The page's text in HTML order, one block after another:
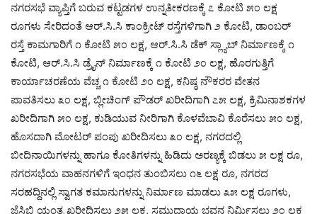
ನಗರಸಭೆ ವ್ಯಾಪ್ತಿಗೆ ಬರುವ ಕಟ್ಟಡಗಳ ಉನ್ನತೀಕರಣಕ್ಕೆ ೭ ಕೋಟಿ ೫೦ ಲಕ್ಷ
ರೂಗಳು ಸೇರಿದಂತೆ ಆರ್.ಸಿ.ಸಿ ಕಾಂಕ್ರೀಟ್ ರಸ್ತೆಗಳಿಗಾಗಿ ೨ ಕೋಟಿ, ಡಾಂಬರ್
ರಸ್ತೆ ಕಾಮಗಾರಿಗೆ ೧ ಕೋಟಿ ೫೦ ಲಕ್ಷ, ಆರ್.ಸಿ.ಸಿ ಡೆಕ್ ಸ್ಲ್ಯಾಬ್ ನಿರ್ಮಾಣಕ್ಕೆ ೧
ಕೋಟಿ, ಆರ್.ಸಿ.ಸಿ ಡ್ರೈನ್ ನಿರ್ಮಾಣಕ್ಕೆ ೧ ಕೋಟಿ ೨೦ ಲಕ್ಷ, ಹೊರಗುತ್ತಿಗೆ
ಕಾರ್ಯಾಚರಣೆಯ ವೆಚ್ಚ ೧ ಕೋಟಿ ೨೦ ಲಕ್ಷ, ಕನಿಷ್ಠ ನೌಕರರ ವೇತನ
ಪಾವತಿಸಲು ೩೦ ಲಕ್ಷ, ಬ್ಲೀಚಿಂಗ್ ಪೌಡರ್ ಖರೀದಿಗಾಗಿ ೭೫ ಲಕ್ಷ, ಕ್ರಿಮಿನಾಶಕಗಳ
ಖರೀದಿಗಾಗಿ ೫೦ ಲಕ್ಷ, ಕುಡಿಯುವ ನೀರಿಗಾಗಿ ಕೊಳವೆಬಾವಿ ಕೊರೆಸಲು ೫೦ ಲಕ್ಷ,
ಹೊಸದಾಗಿ ಮೋಟರ್ ಪಂಪು ಖರೀದಿಸಲು ೩೦ ಲಕ್ಷ, ನಗರದಲ್ಲಿ
ಬೀದಿನಾಯಿಗಳನ್ನು ಹಾಗೂ ಕೋತಿಗಳನ್ನು ಹಿಡಿದು ಅರಣ್ಯಕ್ಕೆ ಬಿಡಲು ೫ ಲಕ್ಷ ರೂ,
ನಗರಸಭೆಯ ವಾಹನಗಳಿಗೆ ಇಂಧನ ತುಂಬಿಸಲು ೧೬ ಲಕ್ಷ ರೂ, ನಗರದ
ಸರಹದ್ದಿನಲ್ಲಿ ಸ್ವಾಗತ ಕಮಾನುಗಳನ್ನು ನಿರ್ಮಾಣ ಮಾಡಲು ೩೫ ಲಕ್ಷ ರೂಗಳು,
ಜೆಸಿಬಿ ಯಂತ್ರ ಖರೀದಿಸಲು ೨೫ ಲಕ್ಷ, ಸಮುದಾಯ ಭವನ ನಿರ್ಮಿಸಲು ೨೦ ಲಕ್ಷ